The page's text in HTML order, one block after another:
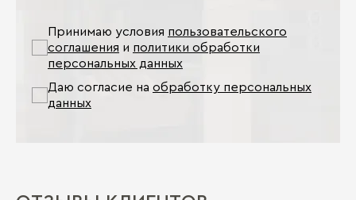
Принимаю условия пользовательского
соглашения и политики обработки
персональных данных
Даю согласие на обработку персональных
данных